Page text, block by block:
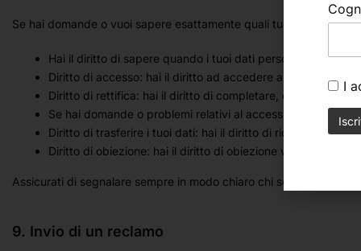
Se hai domande o vuoi sapere esattamente quali tuoi dati sono
Hai il diritto di sapere quando i tuoi dati personali sono
Diritto di accesso: hai il diritto ad accedere ai tuoi dati
Diritto di rettifica: hai il diritto di completare, correggere,
Se hai domande o problemi relativi al accessibilità del sito
Diritto di trasferire i tuoi dati: hai il diritto di richiedere tutti
Diritto di obiezione: hai il diritto di obiezione verso il
Assicurati di segnalare sempre in modo chiaro chi sei, così da
9. Invio di un reclamo
I